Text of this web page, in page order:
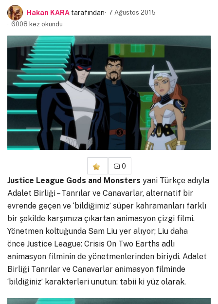
Hakan KARA tarafından
7 Ağustos 2015
6008 kez okundu
0
Justice League Gods and Monsters yani Türkçe adıyla
Adalet Birliği – Tanrılar ve Canavarlar, alternatif bir
evrende geçen ve ‘bildiğimiz’ süper kahramanları farklı
bir şekilde karşımıza çıkartan animasyon çizgi filmi.
Yönetmen koltuğunda Sam Liu yer alıyor; Liu daha
önce Justice League: Crisis On Two Earths adlı
animasyon filminin de yönetmenlerinden biriydi. Adalet
Birliği Tanrılar ve Canavarlar animasyon filminde
‘bildiğiniz’ karakterleri unutun: tabii ki yüz olarak.